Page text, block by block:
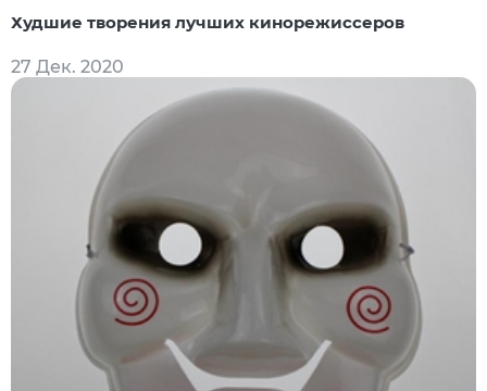
Худшие творения лучших кинорежиссеров
27 Дек. 2020